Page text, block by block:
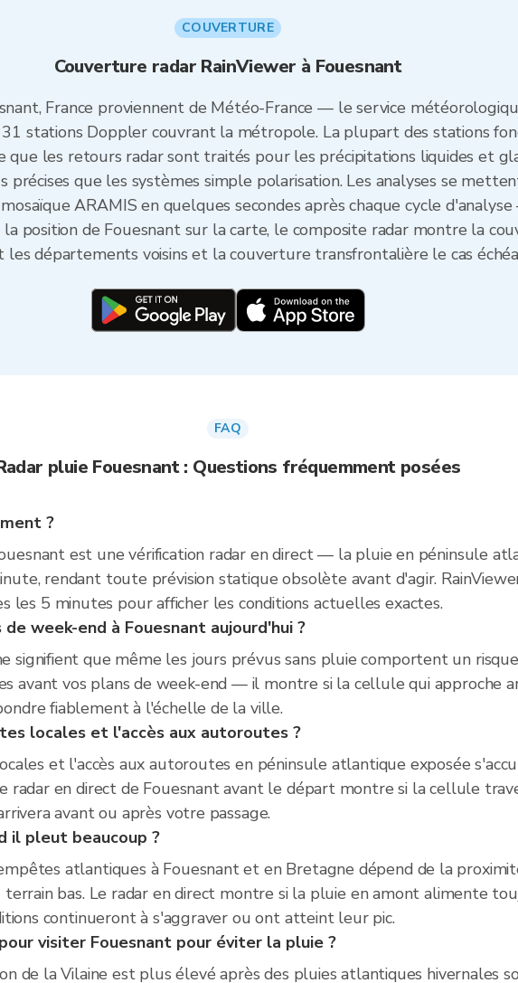
COUVERTURE
Couverture radar RainViewer à Fouesnant
France proviennent de Météo-France — le service
31 stations Doppler couvrant la métropole. La plupart des stations
que les retours radar sont traités pour les précipitations liquides et
précises que les systèmes simple polarisation. Les analyses se
ARAMIS en quelques secondes après chaque cycle
position de Fouesnant sur la carte, le composite radar montre la
les départements voisins et la couverture transfrontalière le cas
FAQ
pluie Fouesnant : Questions fréquemment posées
?
est une vérification radar en direct — la pluie en péninsule
rendant toute prévision statique obsolète avant d'agir.
les 5 minutes pour afficher les conditions actuelles exactes.
week-end à Fouesnant aujourd'hui ?
signifient que même les jours prévus sans pluie comportent un
avant vos plans de week-end — il montre si la cellule qui approche
fiablement à l'échelle de la ville.
locales et l'accès aux autoroutes ?
et l'accès aux autoroutes en péninsule atlantique exposée
radar en direct de Fouesnant avant le départ montre si la cellule
avant ou après votre passage.
il pleut beaucoup ?
atlantiques à Fouesnant et en Bretagne dépend de la
bas. Le radar en direct montre si la pluie en amont alimente
continueront à s'aggraver ou ont atteint leur pic.
visiter Fouesnant pour éviter la pluie ?
de la Vilaine est plus élevé après des pluies atlantiques hivernales